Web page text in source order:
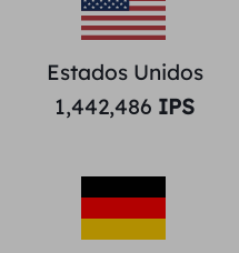
Estados Unidos
1,442,486 IPS